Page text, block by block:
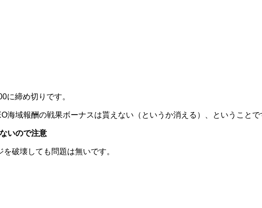
に締め切りです。
海域報酬の戦果ボーナスは貰えない（というか消える）、ということ
いので注意
破壊しても問題は無いです。